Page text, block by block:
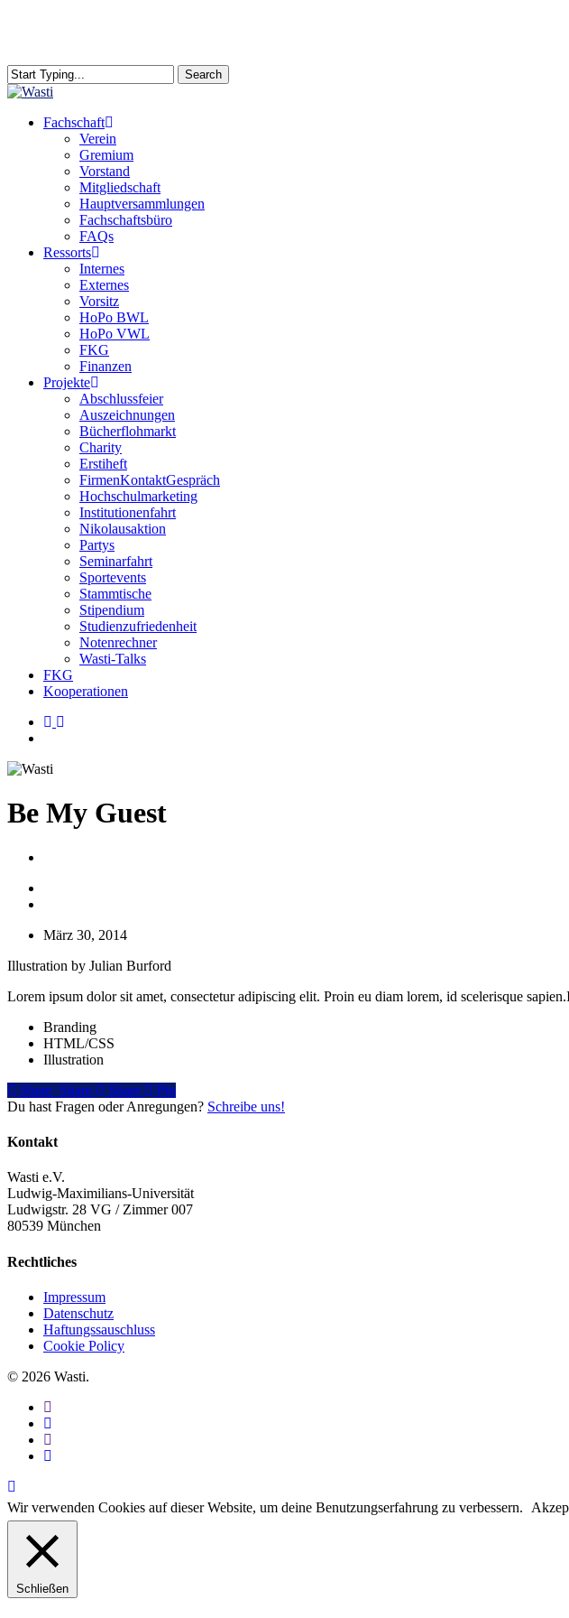
content
Search
Close
search
Menu
Fachschaft
Verein
Gremium
Vorstand
Mitgliedschaft
Hauptversammlungen
Fachschaftsbüro
FAQs
Ressorts
Internes
Externes
Vorsitz
HoPo BWL
HoPo VWL
FKG
Finanzen
Projekte
Abschlussfeier
Auszeichnungen
Bücherflohmarkt
Charity
Erstiheft
FirmenKontaktGespräch
Hochschulmarketing
Institutionenfahrt
Nikolausaktion
Partys
Seminarfahrt
Sportevents
Stammtische
Stipendium
Studienzufriedenheit
Notenrechner
Wasti-Talks
FKG
Kooperationen
linkedin
instagram
Be My Guest
März 30, 2014
Illus­tra­ti­on by Juli­an Burford
Lorem ipsum dolor sit amet, con­sec­te­tur adi­pi­scing elit. Pro­in eu diam lorem, id sce­le­ris­que
Branding
HTML/CSS
Illustration
Share
Share Share Share
Pin
Du hast Fragen oder Anregungen? Schreibe uns!
Kontakt
Wasti e.V.
Ludwig-Maximilians-Universität
Ludwigstr. 28 VG / Zimmer 007
80539 München
Rechtliches
Impressum
Datenschutz
Haftungssauschluss
Cookie Policy
© 2026 Wasti.
facebook
linkedin
youtube
instagram
Wir verwenden Cookies auf dieser Website, um deine Benutzungserfahrung zu verbessern.
Schließen